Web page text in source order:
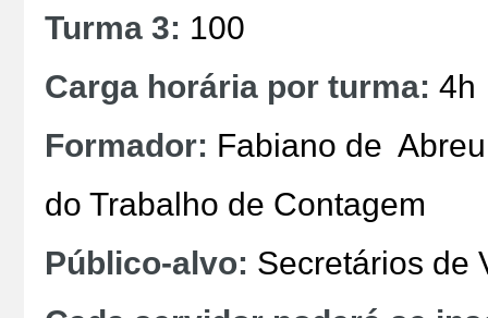
Turma 3: 100
Carga horária por turma: 4h
Formador: Fabiano de
do Trabalho de Contagem
Público-alvo: Secretários de